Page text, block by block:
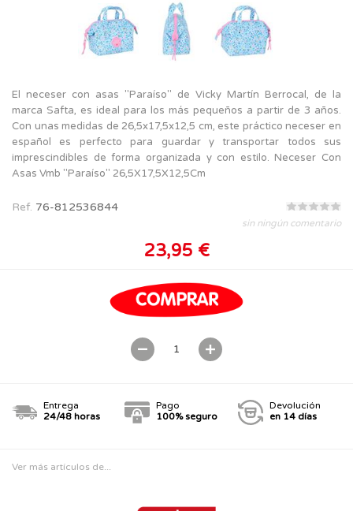
El neceser con asas "Paraíso" de Vicky Martín Berrocal, de la
marca Safta, es ideal para los más pequeños a partir de 3 años.
Con unas medidas de 26,5x17,5x12,5 cm, este práctico neceser en
español es perfecto para guardar y transportar todos sus
imprescindibles de forma organizada y con estilo. Neceser Con
Asas Vmb "Paraíso" 26,5X17,5X12,5Cm
Ref. 76-812536844
sin ningún comentario
23,95 €
Entrega
24/48 horas
Pago
100% seguro
Devolución
en 14 días
Ver más artículos de...